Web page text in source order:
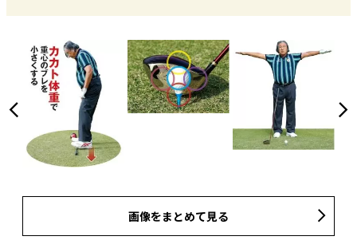
画像をまとめて見る